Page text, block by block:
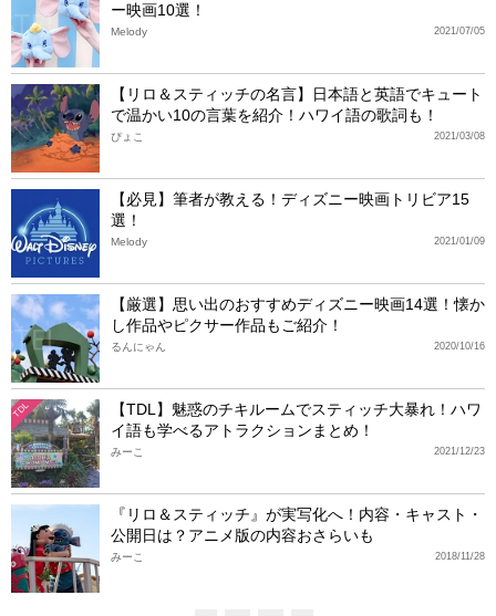
ー映画10選！
2021/07/05
Melody
【リロ＆スティッチの名言】日本語と英語でキュート
で温かい10の言葉を紹介！ハワイ語の歌詞も！
2021/03/08
ぴょこ
【必見】筆者が教える！ディズニー映画トリビア15
選！
2021/01/09
Melody
【厳選】思い出のおすすめディズニー映画14選！懐か
し作品やピクサー作品もご紹介！
2020/10/16
るんにゃん
TDL
【TDL】魅惑のチキルームでスティッチ大暴れ！ハワ
イ語も学べるアトラクションまとめ！
2021/12/23
みーこ
『リロ＆スティッチ』が実写化へ！内容・キャスト・
公開日は？アニメ版の内容おさらいも
2018/11/28
みーこ